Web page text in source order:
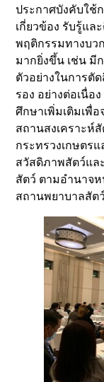
ประกาศบังคับใช้
เกี่ยวข้อง รับรู้แล
พฤติกรรมทางบว
มากยิ่งขึ้น เช่น มี
ตัวอย่างในการตั
รอง อย่างต่อเนื่อ
ศึกษาเพิ่มเติมเพื่
สถานสงเคราะห์
กระทรวงเกษตร
สวัสดิภาพสัตว์แล
สัตว์ ตามอำนาจ
สถานพยาบาลสัต